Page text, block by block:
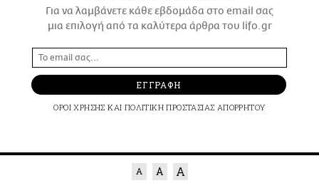
Για να λαμβάνετε κάθε εβδομάδα στο email σας
μια επιλογή από τα καλύτερα άρθρα του lifo.gr
ΕΓΓΡΑΦΗ
ΟΡΟΙ ΧΡΗΣΗΣ ΚΑΙ ΠΟΛΙΤΙΚΗ ΠΡΟΣΤΑΣΙΑΣ ΑΠΟΡΡΗΤΟΥ